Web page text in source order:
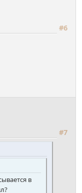
#6
#7
в